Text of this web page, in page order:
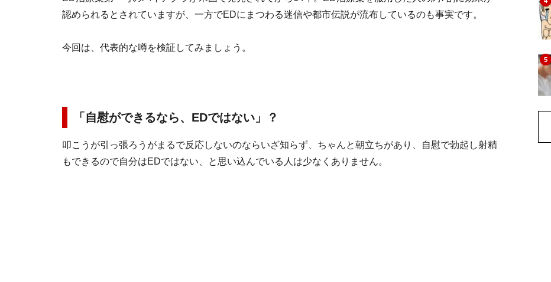
認められるとされていますが、一方でEDにまつわる迷信や都市伝説が流布しているのも事実です。
今回は、代表的な噂を検証してみましょう。
「自慰ができるなら、EDではない」？
叩こうが引っ張ろうがまるで反応しないのならいざ知らず、ちゃんと朝立ちがあり、自慰で勃起し射精
もできるので自分はEDではない、と思い込んでいる人は少なくありません。
5